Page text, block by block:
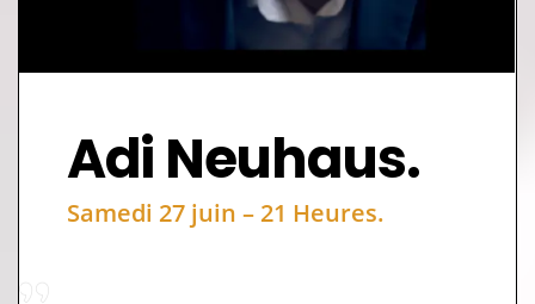
Adi Neuhaus.
Samedi 27 juin – 21 Heures.